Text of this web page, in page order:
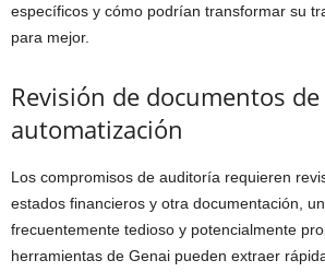
específicos y cómo podrían transformar su
para mejor.
Revisión de documentos de
automatización
Los compromisos de auditoría requieren
estados financieros y otra documentación,
frecuentemente tedioso y potencialmente
herramientas de Genai pueden extraer